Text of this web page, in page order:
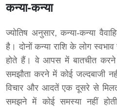
कन्या-कन्या
ज्योतिष अनुसार, कन्या-कन्या
है। दोनों कन्या राशि के लोग
होते हैं। वे आपस में बातचीत
समझौता करने में कोई जल्दबाजी
विचार और आदतें एक दूसरे से
समझने में कोई समस्या नहीं